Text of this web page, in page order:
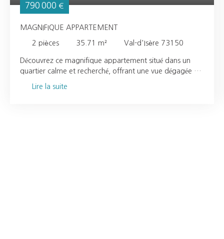
790 000€
MAGNIFIQUE APPARTEMENT
2 pièces 35.71 m² Val-d'Isère 73150
Découvrez ce magnifique appartement situé dans un
quartier calme et recherché, offrant une vue dégagée et
un cadre de vie agréable. Appartement lumineux et bien
Lire la suite